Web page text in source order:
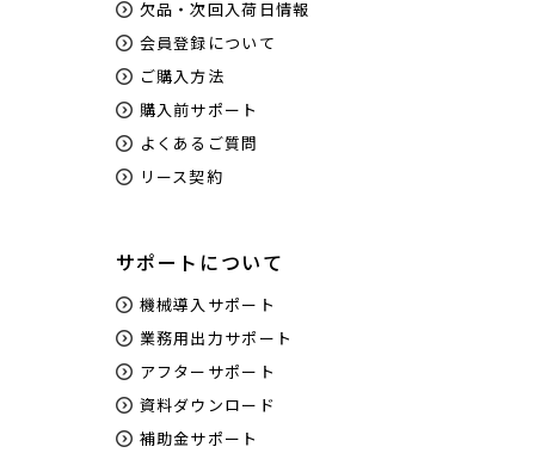
欠品・次回入荷日情報
会員登録について
ご購入方法
購入前サポート
よくあるご質問
リース契約
サポートについて
機械導入サポート
業務用出力サポート
アフターサポート
資料ダウンロード
補助金サポート